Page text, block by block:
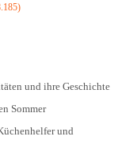
und ihre Geschichte
Sommer
und